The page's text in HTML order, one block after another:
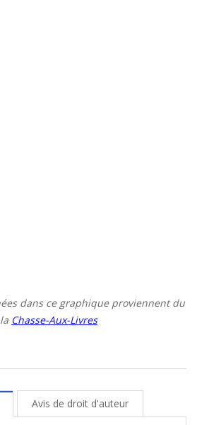
dans ce graphique proviennent du
Chasse-Aux-Livres
Avis de droit d'auteur